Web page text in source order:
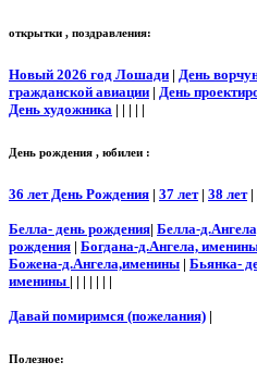
открытки , поздравления:
Новый 2026 год Лошади | День
гражданской авиации | День
День художника | | | | |
День рождения , юбилеи :
36 лет День Рождения | 37 лет| 38 лет|
Белла- день рождения| Белла-
рождения | Богдана-д.Ангела,
Божена-д.Ангела,именины | Бьянка-
именины | | | | | | |
Давай помиримся (пожелания) |
Полезное: